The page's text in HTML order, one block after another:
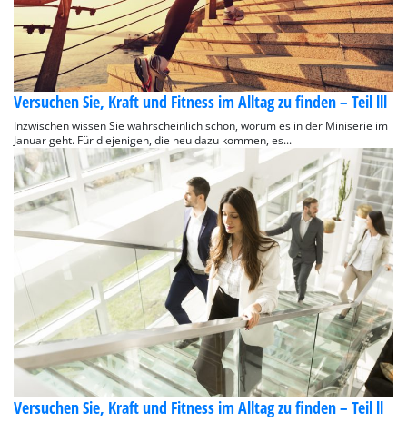
Versuchen Sie, Kraft und Fitness im Alltag zu finden – Teil lll
Inzwischen wissen Sie wahrscheinlich schon, worum es in der Miniserie im
Januar geht. Für diejenigen, die neu dazu kommen, es...
Versuchen Sie, Kraft und Fitness im Alltag zu finden – Teil ll